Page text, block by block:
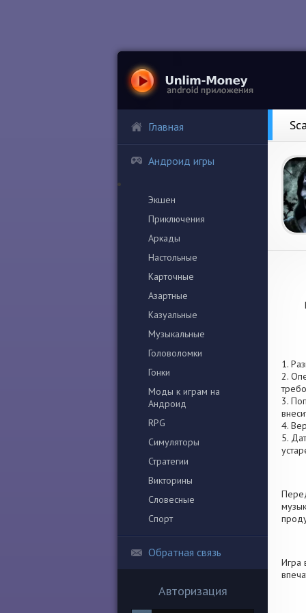
Главная
Андроид игры
Экшен
Приключения
Аркады
Настольные
Карточные
Азартные
Казуальные
Музыкальные
Головоломки
Гонки
Моды к играм на
Андроид
RPG
Симуляторы
Стратегии
Викторины
Словесные
Спорт
Обратная связь
Авторизация
1.
2.
3.
4.
5.
Игра